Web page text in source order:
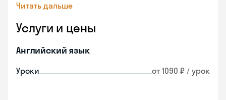
Читать дальше
Услуги и цены
Английский язык
Уроки от 1090 ₽ / урок